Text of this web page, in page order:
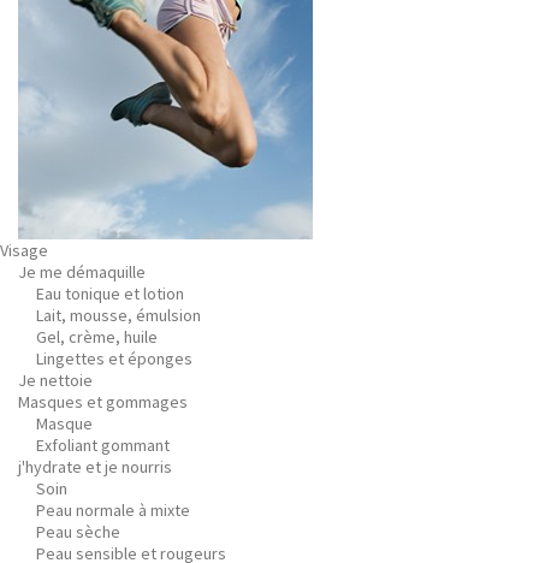
Visage
Je me démaquille
Eau tonique et lotion
Lait, mousse, émulsion
Gel, crème, huile
Lingettes et éponges
Je nettoie
Masques et gommages
Masque
Exfoliant gommant
j'hydrate et je nourris
Soin
Peau normale à mixte
Peau sèche
Peau sensible et rougeurs